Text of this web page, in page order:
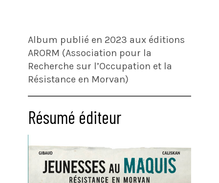
Album publié en 2023 aux éditions
ARORM (Association pour la
Recherche sur l’Occupation et la
Résistance en Morvan)
Résumé éditeur